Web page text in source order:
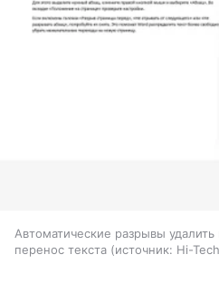
Автоматические разрывы
перенос текста
источник: Hi-